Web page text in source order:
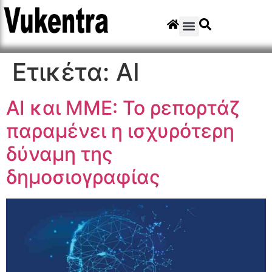
Ετικέτα: ΑΙ
AI και ΜΜΕ: Το ρεπορτάζ
παραμένει η ισχυρότερη
δύναμη της
δημοσιογραφίας